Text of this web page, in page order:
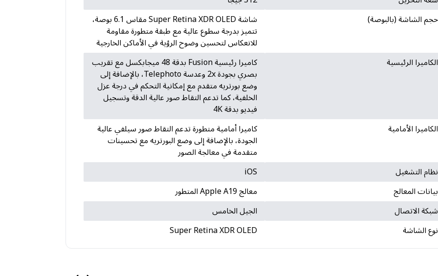
حجم الشاشة (بالبوصة)
شاشة Super Retina XDR OLED مقاس 6.1 بوصة،
تتميز بدرجة سطوع عالية مع طبقة متطورة مقاومة
للانعكاس لتحسين وضوح الرؤية في الأماكن الخارجية
الكاميرا الرئيسية
كاميرا رئيسية Fusion بدقة 48 ميجابكسل مع تقريب
بصري بجودة 2x وعدسة Telephoto، بالإضافة إلى
وضع بورتريه متقدم مع إمكانية التحكم في درجة عزل
الخلفية، كما تدعم التقاط صور عالية الدقة وتسجيل
فيديو بدقة 4K
الكاميرا الأمامية
كاميرا أمامية متطورة تدعم التقاط صور سيلفي عالية
الجودة، بالإضافة إلى وضع البورتريه مع تحسينات
متقدمة في معالجة الصور
نظام التشغيل
iOS
بيانات المعالج
معالج Apple A19 المتطور
شبكة الاتصال
الجيل الخامس
نوع الشاشة
Super Retina XDR OLED